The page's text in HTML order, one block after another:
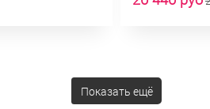
Показать ещё